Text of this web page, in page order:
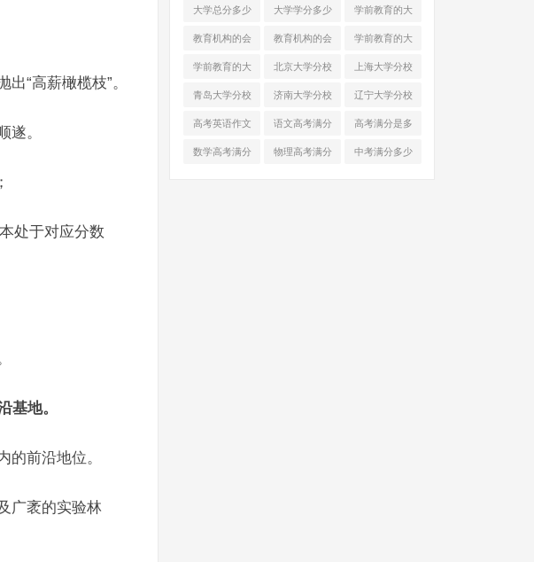
“高薪橄榄枝”。
遂。
处于对应分数
基地。
的前沿地位。
广袤的实验林
多少分各科多 分 分
大学总分多少
分
大学学分多少
分
学前教育的大
学录取分
教育机构的会
计分录
教育机构的会
计分录
学前教育的大
学录取分
学前教育的大
学录取分
北京大学分校
区
上海大学分校
区
青岛大学分校
区
济南大学分校
区
辽宁大学分校
区
高考英语作文
多少分
语文高考满分
多少分
高考满分是多
少分
数学高考满分 物理高考满分 中考满分多少